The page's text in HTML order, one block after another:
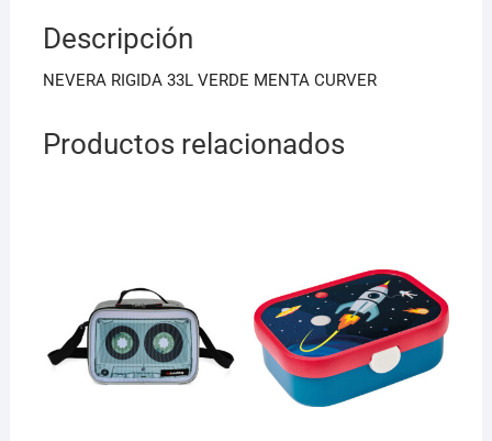
o
o
p
p
Descripción
NEVERA RIGIDA 33L VERDE MENTA CURVER
Productos relacionados